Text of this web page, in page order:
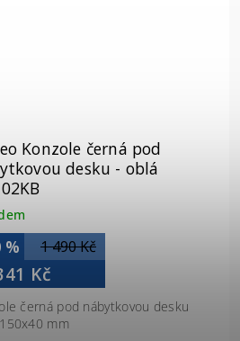
Konzole černá pod
desku - oblá
1 490 Kč
%
Kč
černá pod nábytkovou desku
mm